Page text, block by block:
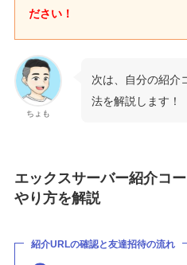
ださい！
ちょも
次は、自分の紹介
法を解説します！
エックスサーバー紹介コ
やり方を解説
紹介URLの確認と友達招待の流れ